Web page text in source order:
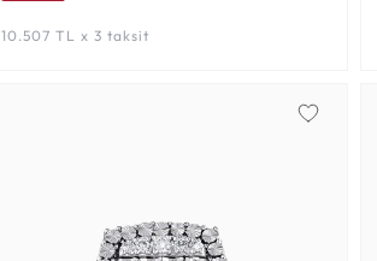
10.507 TL x 3 taksit